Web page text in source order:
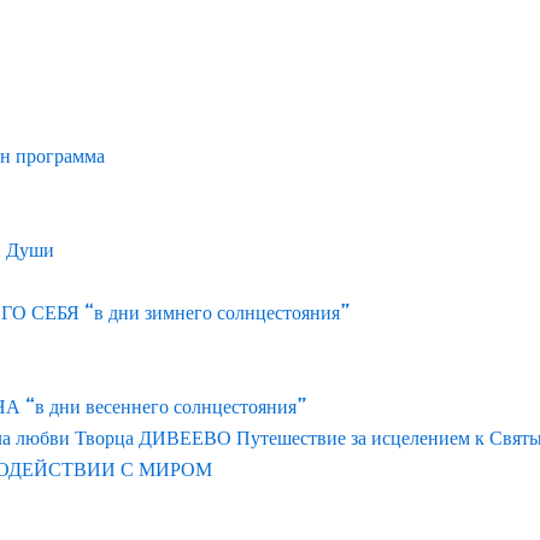
программа
Души
“в дни зимнего солнцестояния”
весеннего солнцестояния”
любви Творца ДИВЕЕВО Путешествие за исцелением к
С МИРОМ